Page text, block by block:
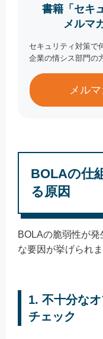
書籍「セキ
メルマ
セキュリティ対策で
企業の情シス部門の
メル
BOLAの仕
る原因
BOLAの脆弱性が
な要因が挙げられま
1. 不十分な
チェック